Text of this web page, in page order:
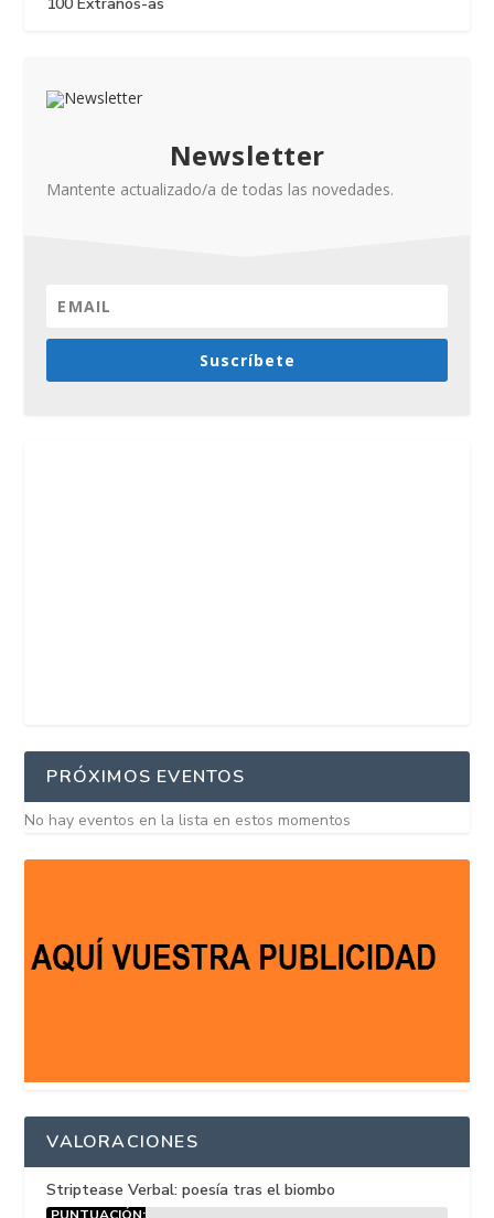
Newsletter
Mantente actualizado/a de todas las novedades.
Suscríbete
PRÓXIMOS EVENTOS
No hay eventos en la lista en estos momentos
VALORACIONES
Striptease Verbal: poesía tras el biombo
PUNTUACIÓN: